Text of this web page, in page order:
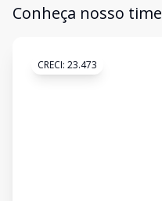
Conheça nosso time
CRECI: 23.473